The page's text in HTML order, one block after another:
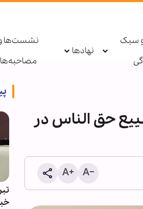
سبک
نهادها
نشست‌ها
مصاحبه‌ها
حق الناس در
رسول خدا(ص)؛ بخش اول:
مشترک اسلامی